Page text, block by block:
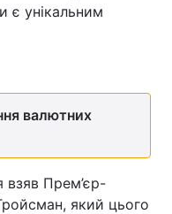
є унікальним
валютних
взяв Прем’єр-
який цього